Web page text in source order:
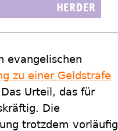
evangelischen
zu einer Geldstrafe
Urteil, das für
Die
trotzdem vorläufig